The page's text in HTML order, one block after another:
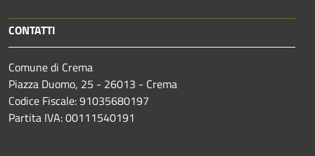
CONTATTI
Comune di Crema
Piazza Duomo, 25 - 26013 - Crema
Codice Fiscale: 91035680197
Partita IVA: 00111540191